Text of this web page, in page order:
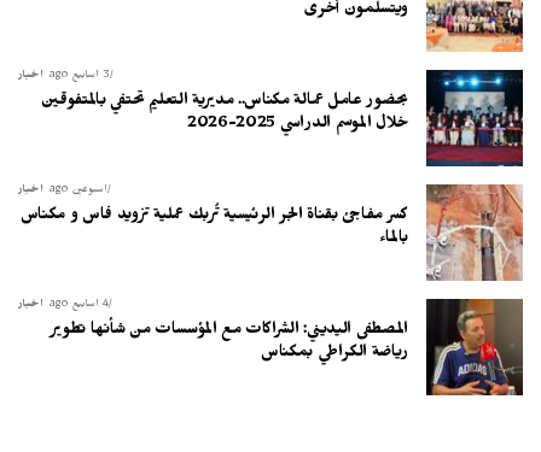
ويتسلمون أخرى
أخبار 3 أسابيع ago
بحضور عامل عمالة مكناس.. مديرية التعليم تحتفي بالمتفوقين
خلال الموسم الدراسي 2025-2026
أخبار أسبوعين ago
كسر مفاجئ بقناة الجر الرئيسية تُربك عملية تزويد فاس و مكناس
بالماء
أخبار 4 أسابيع ago
المصطفى اليديني: الشراكات مع المؤسسات من شأنها تطوير
رياضة الكراطي بمكناس